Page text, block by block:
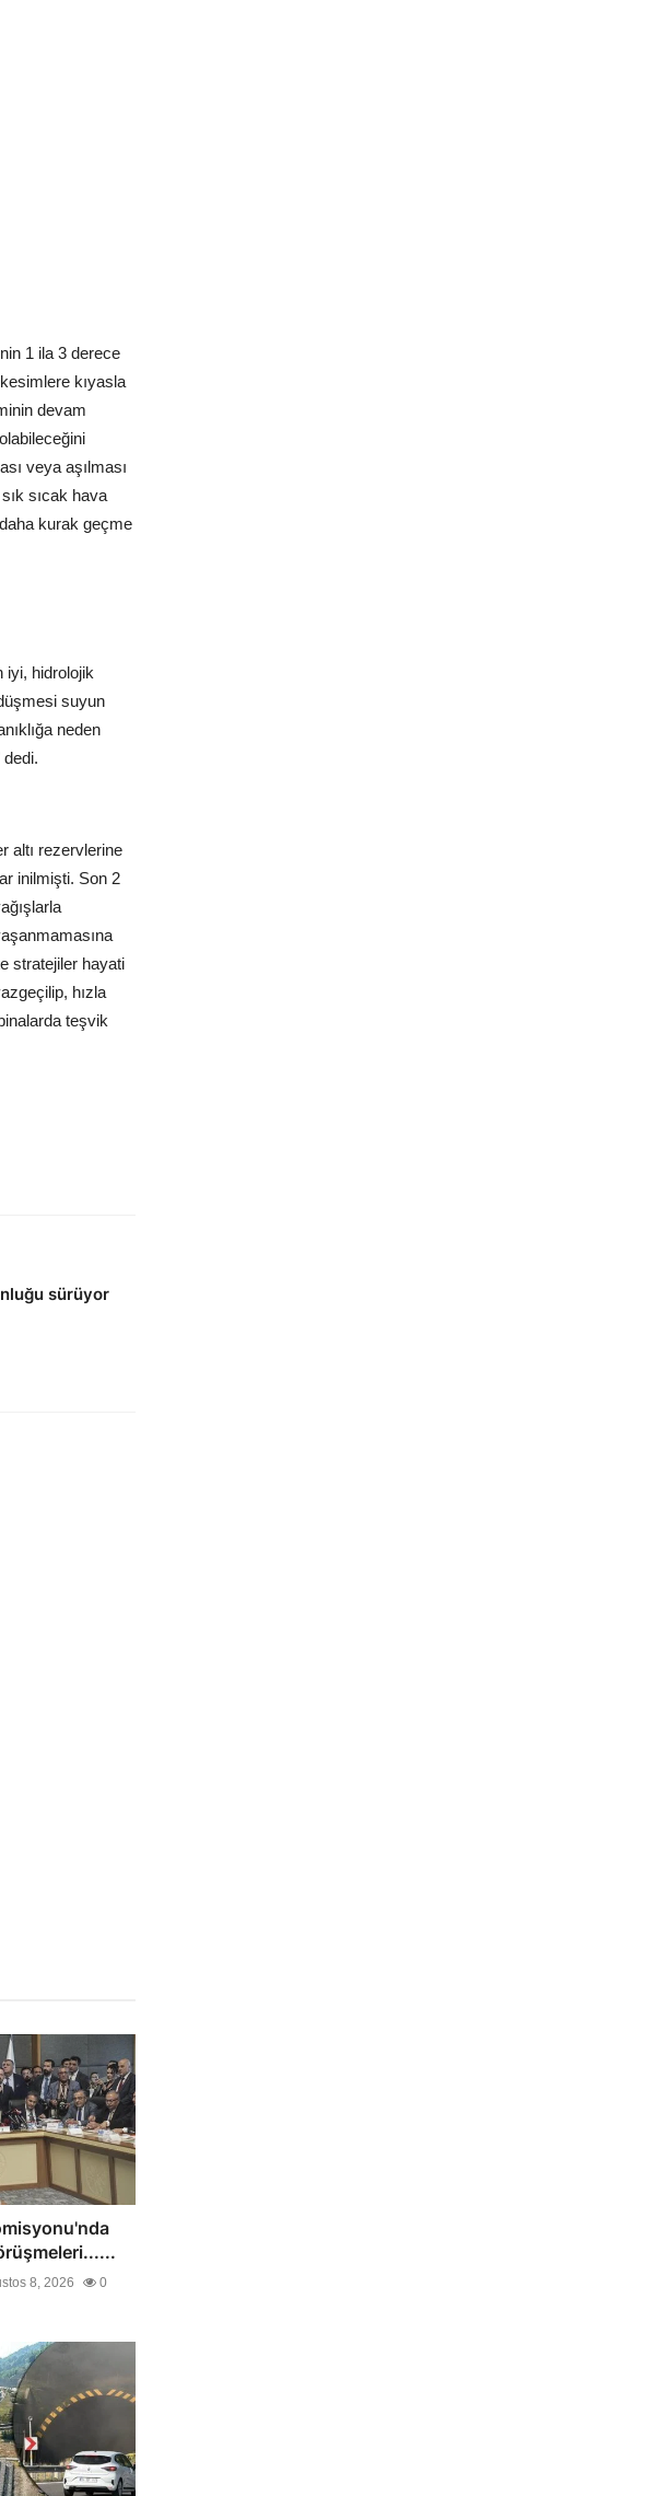
1 ila 3 derece
kıyasla
devam
veya aşılması
sıcak hava
kurak geçme
iyi, hidrolojik
suyun
neden
dedi.
altı rezervlerine
inilmişti. Son 2
stratejiler hayati
hızla
teşvik
sürüyor
8, 2026 0